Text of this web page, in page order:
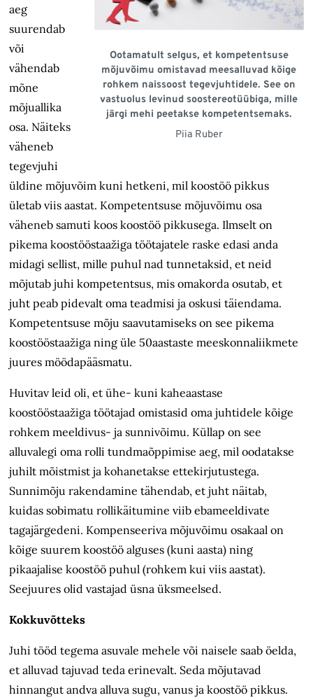
Ootamatult selgus, et kompetentsuse
mõjuvõimu omistavad meesalluvad kõige
rohkem naissoost tegevjuhtidele. See on
vastuolus levinud soostereotüübiga, mille
järgi mehi peetakse kompetentsemaks.
Piia Ruber
aeg
suurendab
või
vähendab
mõne
mõjuallika
osa. Näiteks
väheneb
tegevjuhi
üldine mõjuvõim kuni hetkeni, mil koostöö pikkus
ületab viis aastat. Kompetentsuse mõjuvõimu osa
väheneb samuti koos koostöö pikkusega. Ilmselt on
pikema koostööstaažiga töötajatele raske edasi anda
midagi sellist, mille puhul nad tunnetaksid, et neid
mõjutab juhi kompetentsus, mis omakorda osutab, et
juht peab pidevalt oma teadmisi ja oskusi täiendama.
Kompetentsuse mõju saavutamiseks on see pikema
koostööstaažiga ning üle 50aastaste meeskonnaliikmete
juures möödapääsmatu.
Huvitav leid oli, et ühe- kuni kaheaastase
koostööstaažiga töötajad omistasid oma juhtidele kõige
rohkem meeldivus- ja sunnivõimu. Küllap on see
alluvalegi oma rolli tundmaõppimise aeg, mil oodatakse
juhilt mõistmist ja kohanetakse ettekirjutustega.
Sunnimõju rakendamine tähendab, et juht näitab,
kuidas sobimatu rollikäitumine viib ebameeldivate
tagajärgedeni. Kompenseeriva mõjuvõimu osakaal on
kõige suurem koostöö alguses (kuni aasta) ning
pikaajalise koostöö puhul (rohkem kui viis aastat).
Seejuures olid vastajad üsna üksmeelsed.
Kokkuvõtteks
Juhi tööd tegema asuvale mehele või naisele saab öelda,
et alluvad tajuvad teda erinevalt. Seda mõjutavad
hinnangut andva alluva sugu, vanus ja koostöö pikkus.